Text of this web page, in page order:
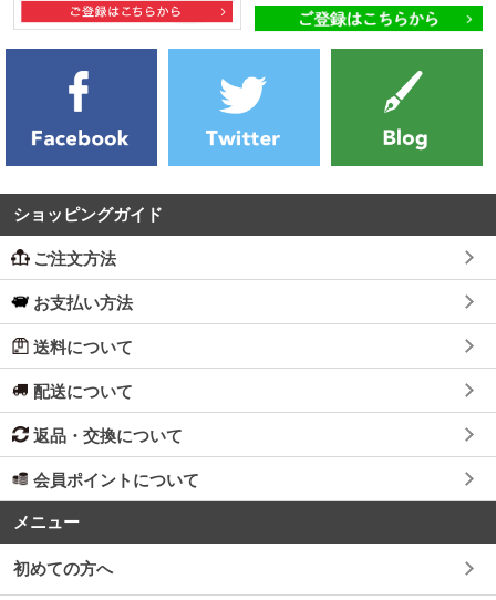
ショッピングガイド
ご注文方法
お支払い方法
送料について
配送について
返品・交換について
会員ポイントについて
メニュー
初めての方へ